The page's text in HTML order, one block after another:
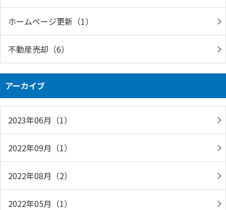
ホームページ更新（1）
不動産売却（6）
アーカイブ
2023年06月（1）
2022年09月（1）
2022年08月（2）
2022年05月（1）